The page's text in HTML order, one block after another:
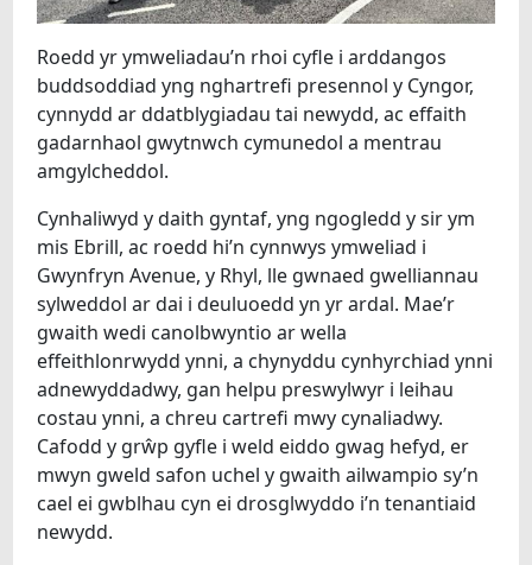
Roedd yr ymweliadau’n rhoi cyfle i arddangos
buddsoddiad yng nghartrefi presennol y Cyngor,
cynnydd ar ddatblygiadau tai newydd, ac effaith
gadarnhaol gwytnwch cymunedol a mentrau
amgylcheddol.
Cynhaliwyd y daith gyntaf, yng ngogledd y sir ym
mis Ebrill, ac roedd hi’n cynnwys ymweliad i
Gwynfryn Avenue, y Rhyl, lle gwnaed gwelliannau
sylweddol ar dai i deuluoedd yn yr ardal. Mae’r
gwaith wedi canolbwyntio ar wella
effeithlonrwydd ynni, a chynyddu cynhyrchiad ynni
adnewyddadwy, gan helpu preswylwyr i leihau
costau ynni, a chreu cartrefi mwy cynaliadwy.
Cafodd y grŵp gyfle i weld eiddo gwag hefyd, er
mwyn gweld safon uchel y gwaith ailwampio sy’n
cael ei gwblhau cyn ei drosglwyddo i’n tenantiaid
newydd.